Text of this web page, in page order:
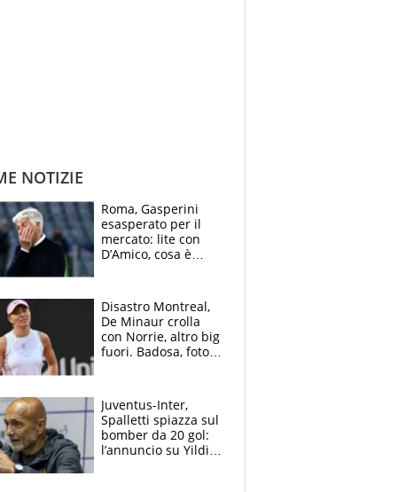
NOTIZIE
Roma, Gasperini
esasperato per il
mercato: lite con
D’Amico, cosa è
Disastro Montreal,
De Minaur crolla
con Norrie, altro big
fuori. Badosa, foto
Juventus-Inter,
Spalletti spiazza sul
bomber da 20 gol:
l’annuncio su Yildiz